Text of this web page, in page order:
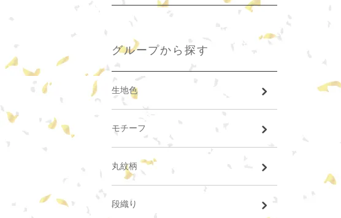
グループから探す
生地色
モチーフ
丸紋柄
段織り